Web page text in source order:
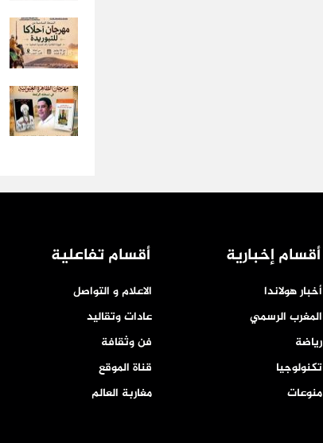
أقسام إخبارية
أخبار هولاندا
المغرب الرسمي
رياضة
تكنولوجيا
منوعات
أقسام تفاعلية
الاعلام و التواصل
عادات وتقاليد
فن وثقافة
قناة الموقع
مغاربة العالم